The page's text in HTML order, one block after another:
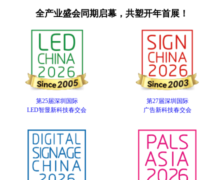
全产业盛会同期启幕，共塑开年首展！
第25届深圳国际
LED智显新科技春交会
第27届深圳国际
广告新科技春交会